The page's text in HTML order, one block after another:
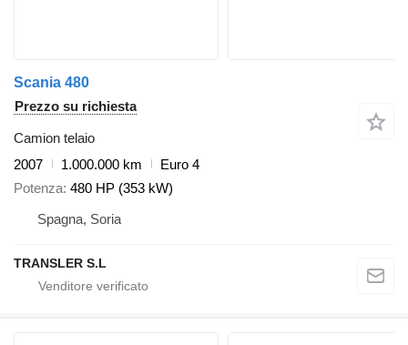
Scania 480
Prezzo su richiesta
Camion telaio
2007
1.000.000 km
Euro 4
Potenza 480 HP (353 kW)
Spagna, Soria
TRANSLER S.L